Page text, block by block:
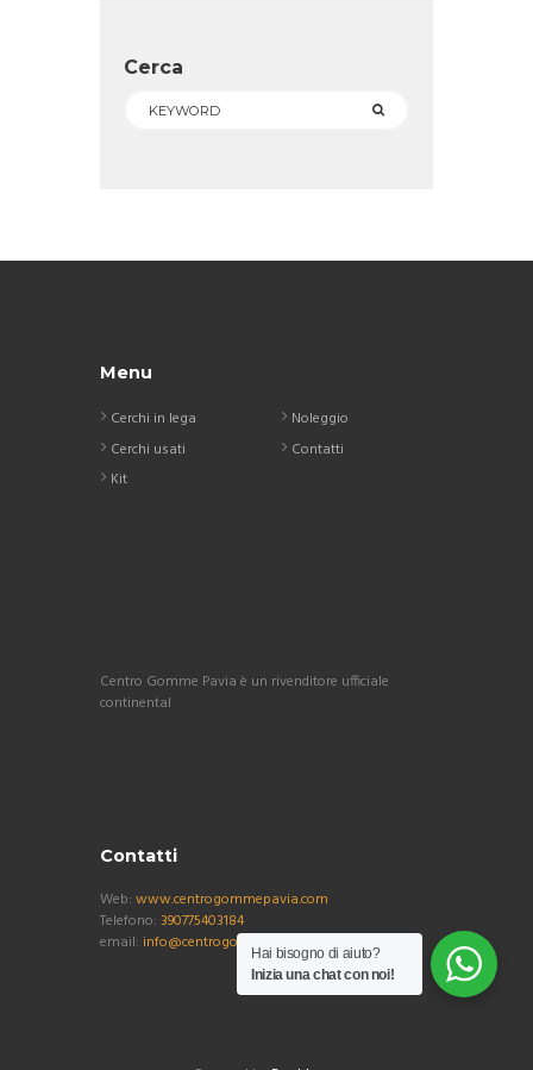
Cerca
Menu
Cerchi in lega
Cerchi usati
Kit
Noleggio
Contatti
Centro Gomme Pavia è un rivenditore ufficiale
continental
Contatti
Web: www.centrogommepavia.com
Telefono: 390775403184
email: info@centrogommepavia.com
Hai bisogno di aiuto?
Inizia una chat con noi!